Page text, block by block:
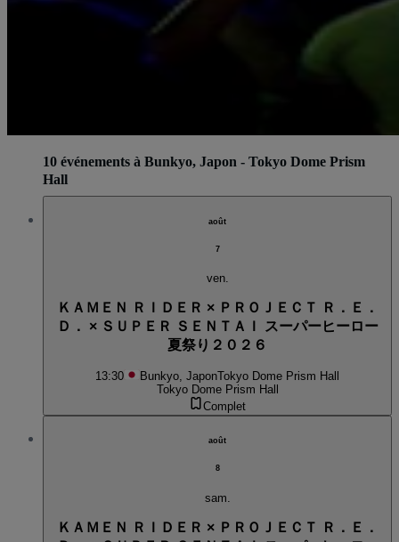
10 événements à Bunkyo, Japon - Tokyo Dome Prism
Hall
août
7
ven.
ＫＡＭＥＮ ＲＩＤＥＲ × ＰＲＯＪＥＣＴ Ｒ．Ｅ．
Ｄ． × ＳＵＰＥＲ ＳＥＮＴＡＩ スーパーヒーロー
夏祭り２０２６
13:30 Bunkyo, JaponTokyo Dome Prism Hall
Tokyo Dome Prism Hall
Complet
août
8
sam.
ＫＡＭＥＮ ＲＩＤＥＲ × ＰＲＯＪＥＣＴ Ｒ．Ｅ．